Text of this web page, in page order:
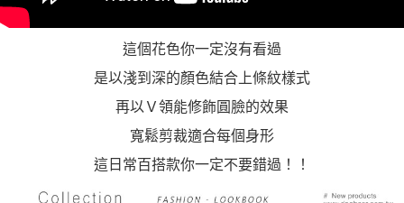
這個花色你一定沒有看過
是以淺到深的顏色結合上條紋樣式
再以Ｖ領能修飾圓臉的效果
寬鬆剪裁適合每個身形
這日常百搭款你一定不要錯過！！